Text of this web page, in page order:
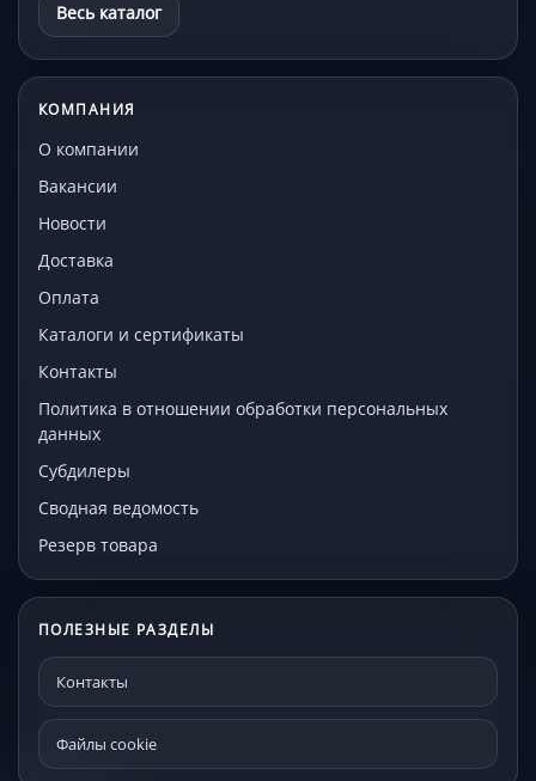
Весь каталог
КОМПАНИЯ
О компании
Вакансии
Новости
Доставка
Оплата
Каталоги и сертификаты
Контакты
Политика в отношении обработки персональных
данных
Субдилеры
Сводная ведомость
Резерв товара
ПОЛЕЗНЫЕ РАЗДЕЛЫ
Контакты
Файлы cookie